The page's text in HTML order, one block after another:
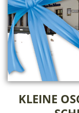
KLEINE